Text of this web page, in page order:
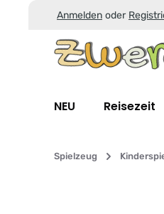
Zum Hauptinhalt springen
Zur Suche springen
Zur Hauptnavigation
Anmelden oder
NEU Reisezeit
Spielzeug